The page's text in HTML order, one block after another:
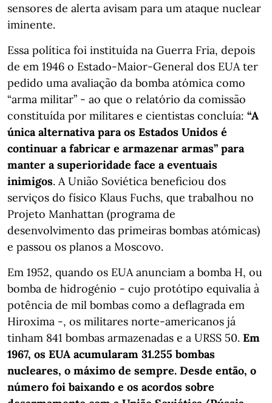
sensores de alerta avisam para um ataque nuclear
iminente.
Essa política foi instituída na Guerra Fria, depois
de em 1946 o Estado-Maior-General dos EUA ter
pedido uma avaliação da bomba atómica como
“arma militar” - ao que o relatório da comissão
constituída por militares e cientistas concluía: “A
única alternativa para os Estados Unidos é
continuar a fabricar e armazenar armas” para
manter a superioridade face a eventuais
inimigos. A União Soviética beneficiou dos
serviços do físico Klaus Fuchs, que trabalhou no
Projeto Manhattan (programa de
desenvolvimento das primeiras bombas atómicas)
e passou os planos a Moscovo.
Em 1952, quando os EUA anunciam a bomba H, ou
bomba de hidrogénio - cujo protótipo equivalia à
potência de mil bombas como a deflagrada em
Hiroxima -, os militares norte-americanos já
tinham 841 bombas armazenadas e a URSS 50. Em
1967, os EUA acumularam 31.255 bombas
nucleares, o máximo de sempre. Desde então, o
número foi baixando e os acordos sobre